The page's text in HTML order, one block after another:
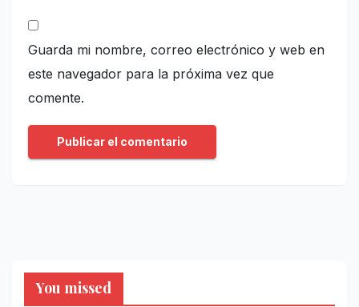
Guarda mi nombre, correo electrónico y web en
este navegador para la próxima vez que
comente.
You missed